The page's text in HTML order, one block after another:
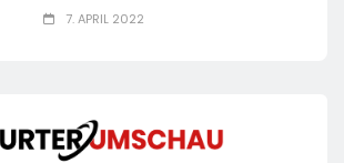
7. APRIL 2022